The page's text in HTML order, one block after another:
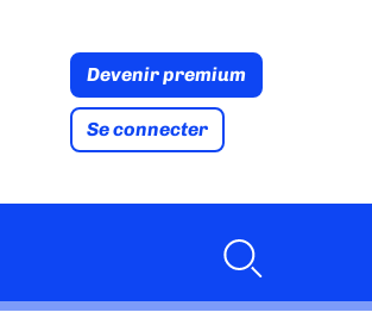
Devenir premium
Se connecter